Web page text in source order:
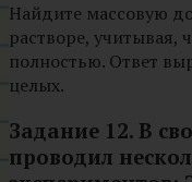
Найдите массовую
растворе, учитывая,
полностью. Ответ
целых.
Задание 12. В
проводил